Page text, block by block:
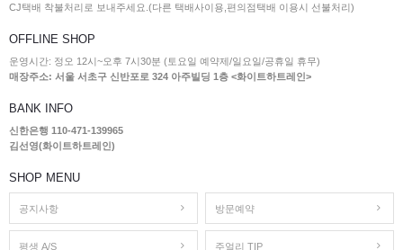
CJ택배 착불처리로 보내주세요.(다른 택배사이용,편의점택배 이용시 선불처리)
OFFLINE SHOP
운영시간: 정오 12시~오후 7시30분 (토요일 예약제/일요일/공휴일 휴무)
매장주소: 서울 서초구 신반포로 324 아주빌딩 1층 <화이트하트레인>
BANK INFO
신한은행 110-471-139965
김선영(화이트하트레인)
SHOP MENU
공지사항 방문예약
평생 A/S 주얼리 TIP